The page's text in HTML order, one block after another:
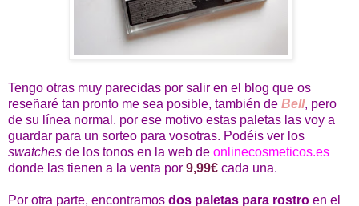
Tengo otras muy parecidas por salir en el blog que os
reseñaré tan pronto me sea posible, también de Bell, pero
de su línea normal. por ese motivo estas paletas las voy a
guardar para un sorteo para vosotras. Podéis ver los
swatches de los tonos en la web de onlinecosmeticos.es
donde las tienen a la venta por 9,99€ cada una.
Por otra parte, encontramos dos paletas para rostro en el